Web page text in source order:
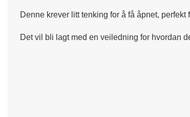
Denne krever litt tenking for å få åpnet,
Det vil bli lagt med en veiledning for hvordan